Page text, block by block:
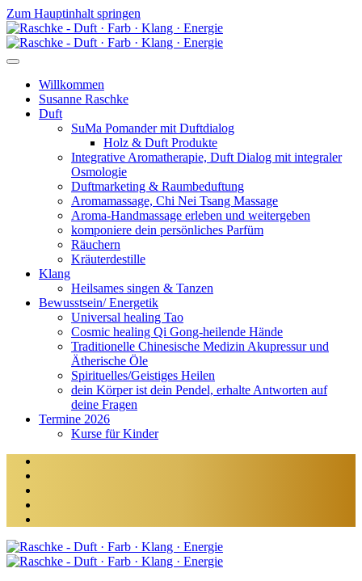
Zum Hauptinhalt springen
Willkommen
Susanne Raschke
Duft
SuMa Pomander mit Duftdialog
Holz & Duft Produkte
Integrative Aromatherapie, Duft Dialog mit integraler
Osmologie
Duftmarketing & Raumbeduftung
Aromamassage, Chi Nei Tsang Massage
Aroma-Handmassage erleben und weitergeben
komponiere dein persönliches Parfüm
Räuchern
Kräuterdestille
Klang
Heilsames singen & Tanzen
Bewusstsein/ Energetik
Universal healing Tao
Cosmic healing Qi Gong-heilende Hände
Traditionelle Chinesische Medizin Akupressur und
Ätherische Öle
Spirituelles/Geistiges Heilen
dein Körper ist dein Pendel, erhalte Antworten auf
deine Fragen
Termine 2026
Kurse für Kinder